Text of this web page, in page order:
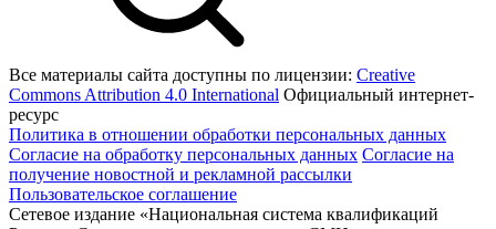
Все материалы сайта доступны по лицензии: Creative
Commons Attribution 4.0 International Официальный интернет-
ресурс
Политика в отношении обработки персональных данных
Согласие на обработку персональных данных Согласие на
получение новостной и рекламной рассылки
Пользовательское соглашение
Сетевое издание «Национальная система квалификаций